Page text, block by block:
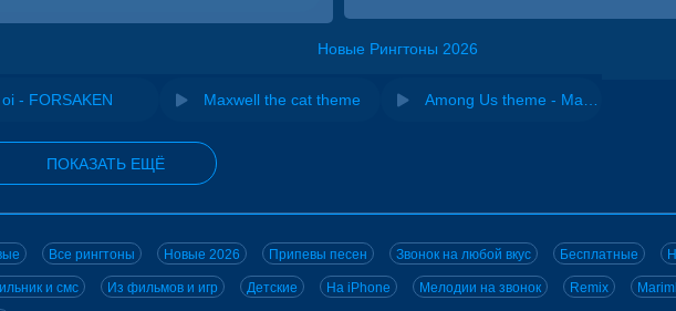
Новые Рингтоны 2026
- FORSAKEN Maxwell the cat theme
ПОКАЗАТЬ ЕЩЁ
Все рингтоны Новые 2026 Припевы песен Звонок на любой вкус Бесплатные
и смс Из фильмов и игр Детские На iPhone Мелодии на звонок Remix